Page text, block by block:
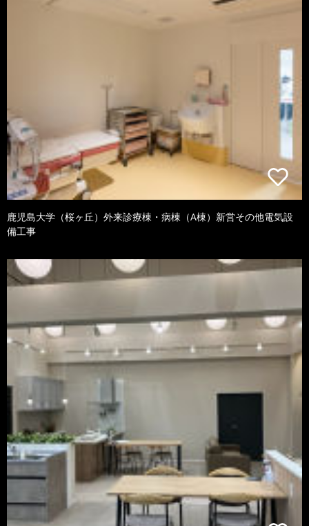
鹿児島大学（桜ヶ丘）外来診療棟・病棟（A棟）新営その他電気設
備工事